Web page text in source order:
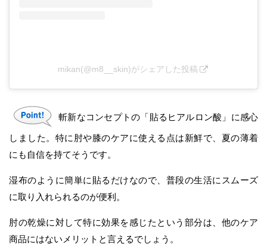
mikan(@m8__skin)がシェアした投稿
斬新なコンセプトの「貼るヒアルロン酸」に感心
しました。特に肘や膝のケアに使える点は新鮮で、夏の薄着
にも自信を持てそうです。
湿布のように簡単に貼るだけなので、普段の生活にスムーズ
に取り入れられるのが便利。
肘の乾燥に対して特に効果を感じたという部分は、他のケア
商品にはないメリットと言えるでしょう。